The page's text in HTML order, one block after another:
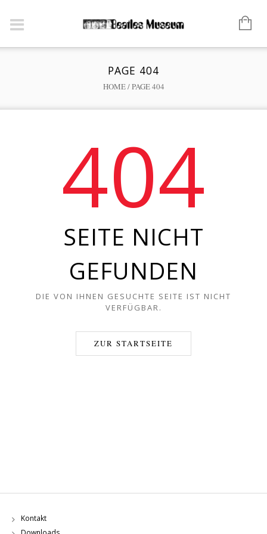
PAGE 404
HOME/PAGE 404
404
SEITE NICHT
GEFUNDEN
DIE VON IHNEN GESUCHTE SEITE IST NICHT
VERFÜGBAR.
ZUR STARTSEITE
Kontakt